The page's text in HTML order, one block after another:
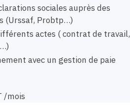
sociales auprès des
(Urssaf, Probtp…)
actes ( contrat de travail,
avec un gestion de paie
/mois